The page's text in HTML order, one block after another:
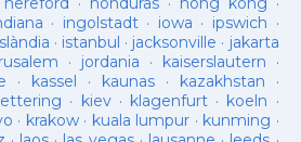
· ingolstadt· iowa · ipswich ·
· istanbul · jacksonville · jakarta
· jordania · kaiserslautern ·
· kassel · kaunas· kazakhstan ·
· kiev· klagenfurt · koeln ·
· krakow· kuala lumpur · kunming ·